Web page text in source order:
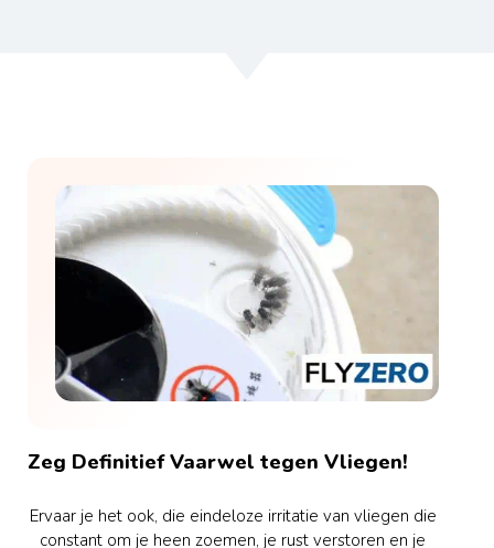
Zeg Definitief Vaarwel tegen Vliegen!
Ervaar je het ook, die eindeloze irritatie van vliegen die
constant om je heen zoemen, je rust verstoren en je